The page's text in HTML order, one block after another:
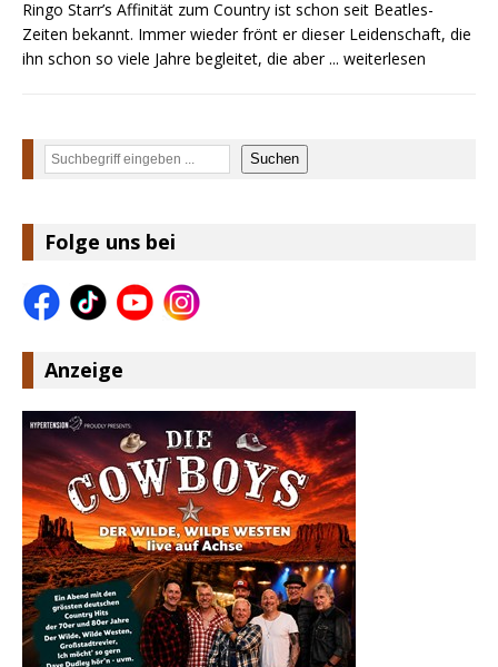
Ringo Starr’s Affinität zum Country ist schon seit Beatles-
Zeiten bekannt. Immer wieder frönt er dieser Leidenschaft, die
ihn schon so viele Jahre begleitet, die aber... weiterlesen
Suchen Suchen
Folge uns bei
Anzeige